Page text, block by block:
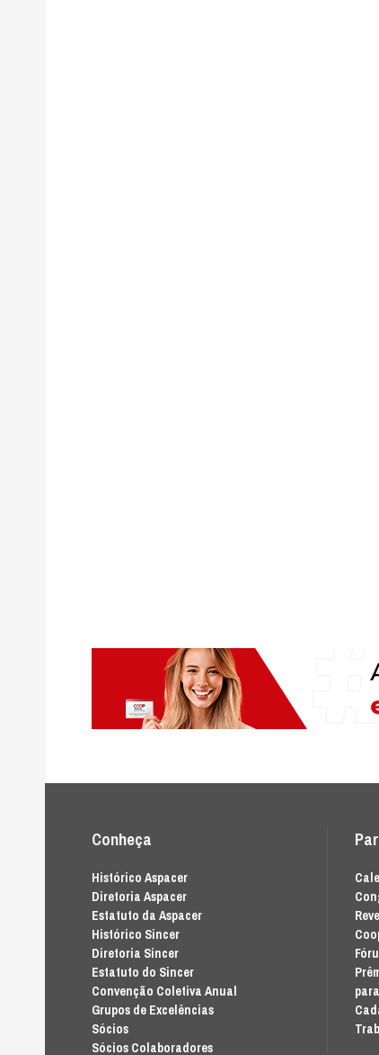
Conheça
Histórico Aspacer
Diretoria Aspacer
Estatuto da Aspacer
Histórico Sincer
Diretoria Sincer
Estatuto do Sincer
Convenção Coletiva Anual
Grupos de Excelências
Sócios
Sócios Colaboradores